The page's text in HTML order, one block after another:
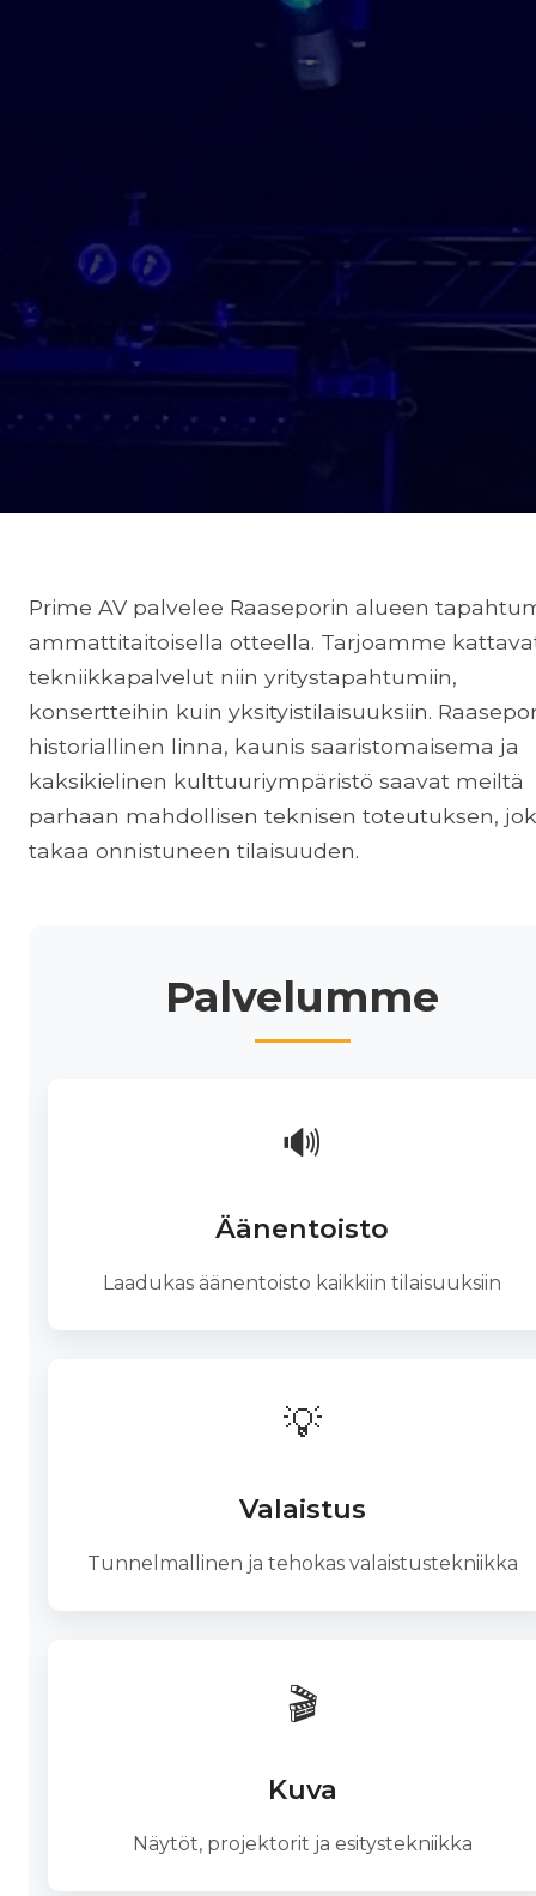
Prime AV palvelee Raaseporin alueen
ammattitaitoisella otteella. Tarjoamme
tekniikkapalvelut niin yritystapahtumiin,
konsertteihin kuin yksityistilaisuuksiin.
historiallinen linna, kaunis saaristomaisema ja
kaksikielinen kulttuuriympäristö saavat meiltä
parhaan mahdollisen teknisen toteutuksen,
takaa onnistuneen tilaisuuden.
Palvelumme
🔊
Äänentoisto
Laadukas äänentoisto kaikkiin tilaisuuksiin
💡
Valaistus
Tunnelmallinen ja tehokas valaistustekniikka
🎬
Kuva
Näytöt, projektorit ja esitystekniikka